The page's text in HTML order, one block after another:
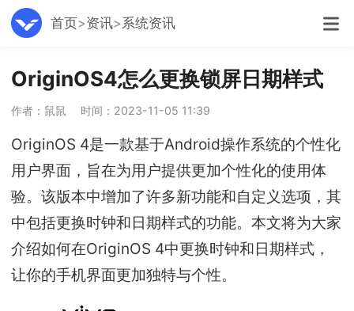
首页 资讯 系统资讯
OriginOS4怎么更换锁屏日期样式
作者：鼠鼠 时间：2023-11-05 11:39
OriginOS 4是一款基于Android操作系统的个性化
用户界面，旨在为用户提供更加个性化的使用体
验。该版本中增加了许多新功能和自定义选项，其
中包括更换时钟和日期样式的功能。本文将为大家
介绍如何在OriginOS 4中更换时钟和日期样式，
让你的手机界面更加独特与个性。